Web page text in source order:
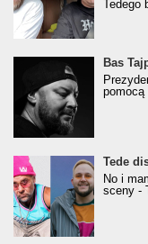
Tedego
Bas
pomocą
Tede
No i
sceny -